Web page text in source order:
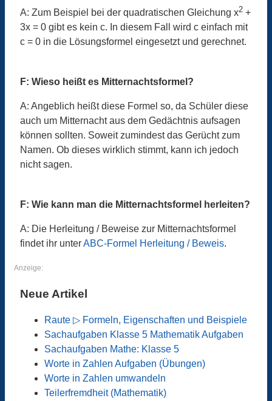
A: Zum Beispiel bei der quadratischen Gleichung x2 +
3x = 0 gibt es kein c. In diesem Fall wird c einfach mit
c = 0 in die Lösungsformel eingesetzt und gerechnet.
F: Wieso heißt es Mitternachtsformel?
A: Angeblich heißt diese Formel so, da Schüler diese
auch um Mitternacht aus dem Gedächtnis aufsagen
können sollten. Soweit zumindest das Gerücht zum
Namen. Ob dieses wirklich stimmt, kann ich jedoch
nicht sagen.
F: Wie kann man die Mitternachtsformel herleiten?
A: Die Herleitung / Beweise zur Mitternachtsformel
findet ihr unterABC-Formel Herleitung / Beweis.
Anzeige:
Neue Artikel
Raute ▷ Formeln, Eigenschaften und Beispiele
Sachaufgaben Klasse 5 Mathematik Aufgaben
Sachaufgaben Mathe: Klasse 5
Worte in Zahlen Aufgaben (Übungen)
Worte in Zahlen umwandeln
Teilerfremdheit (Mathematik)